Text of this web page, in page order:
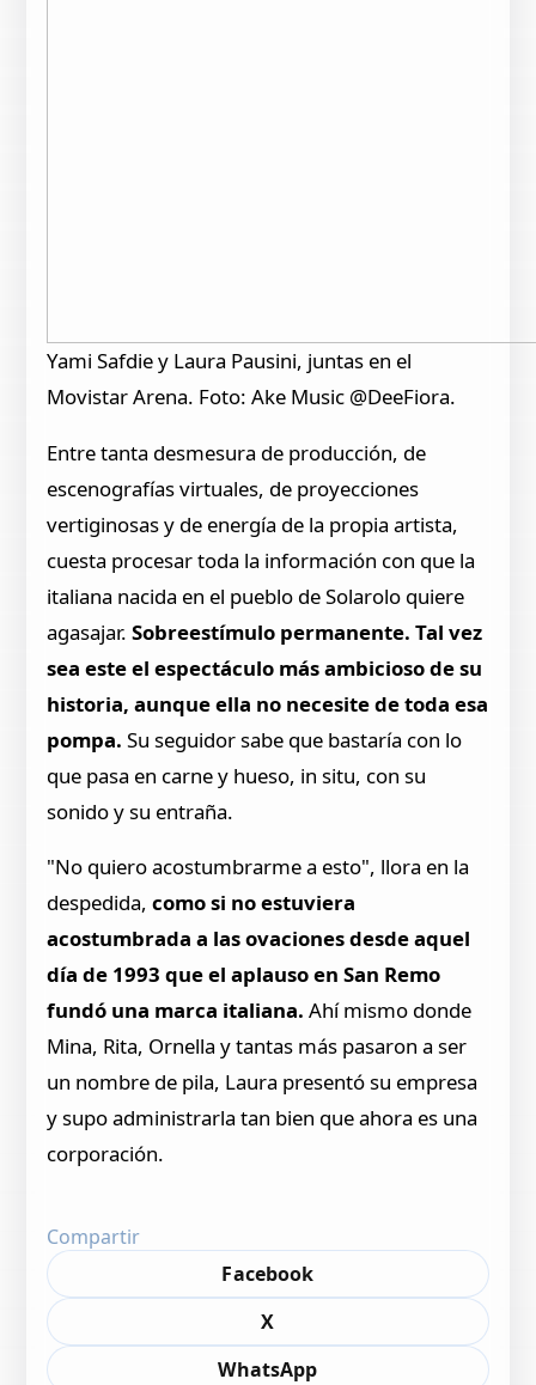
Yami Safdie y Laura Pausini, juntas en el
Movistar Arena. Foto: Ake Music @DeeFiora.
Entre tanta desmesura de producción, de
escenografías virtuales, de proyecciones
vertiginosas y de energía de la propia artista,
cuesta procesar toda la información con que la
italiana nacida en el pueblo de Solarolo quiere
agasajar.Sobreestímulo permanente. Tal vez
sea este el espectáculo más ambicioso de su
historia, aunque ella no necesite de toda esa
pompa.Su seguidor sabe que bastaría con lo
que pasa en carne y hueso, in situ, con su
sonido y su entraña.
"No quiero acostumbrarme a esto", llora en la
despedida,como si no estuviera
acostumbrada a las ovaciones desde aquel
día de 1993 que el aplauso en San Remo
fundó una marca italiana. Ahí mismo donde
Mina, Rita, Ornella y tantas más pasaron a ser
un nombre de pila, Laura presentó su empresa
y supo administrarla tan bien que ahora es una
corporación.
Compartir
Facebook
X
WhatsApp